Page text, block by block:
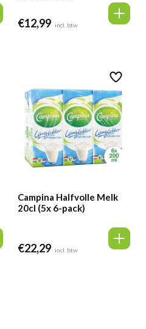
€12,99 incl. btw
Campina Halfvolle Melk
20cl (5x 6-pack)
€22,29 incl. btw